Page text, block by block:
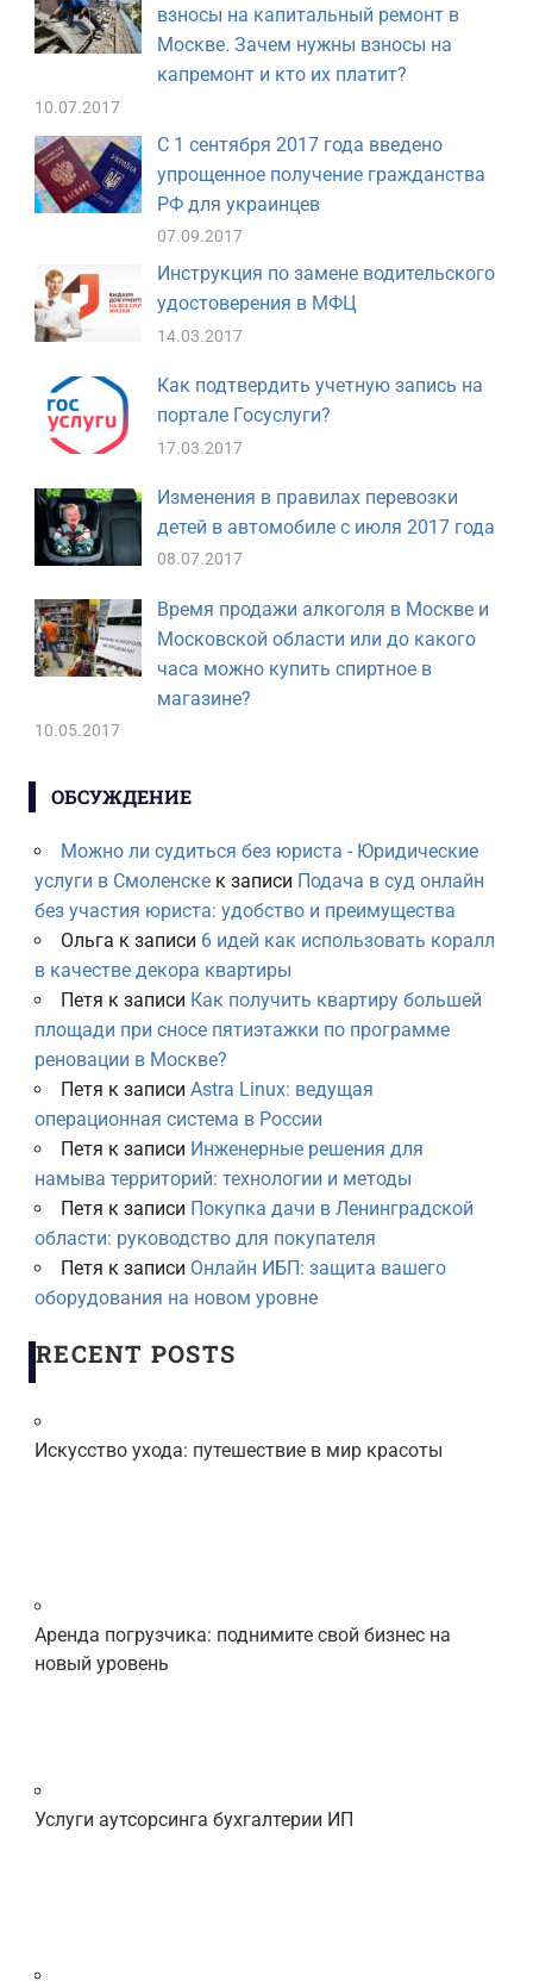
взносы на капитальный ремонт в
Москве. Зачем нужны взносы на
капремонт и кто их платит?
10.07.2017
С 1 сентября 2017 года введено
упрощенное получение гражданства
РФ для украинцев
07.09.2017
Инструкция по замене водительского
удостоверения в МФЦ
14.03.2017
Как подтвердить учетную запись на
портале Госуслуги?
17.03.2017
Изменения в правилах перевозки
детей в автомобиле с июля 2017 года
08.07.2017
Время продажи алкоголя в Москве и
Московской области или до какого
часа можно купить спиртное в
магазине?
10.05.2017
ОБСУЖДЕНИЕ
Можно ли судиться без юриста - Юридические
услуги в Смоленскек записи Подача в суд онлайн
без участия юриста: удобство и преимущества
Ольга к записи 6 идей как использовать коралл
в качестве декора квартиры
Петя к записи Как получить квартиру большей
площади при сносе пятиэтажки по программе
реновации в Москве?
Петя к записи Astra Linux: ведущая
операционная система в России
Петя к записи Инженерные решения для
намыва территорий: технологии и методы
Петя к записи Покупка дачи в Ленинградской
области: руководство для покупателя
Петя к записи Онлайн ИБП: защита вашего
оборудования на новом уровне
RECENT POSTS
Искусство ухода: путешествие в мир красоты
Аренда погрузчика: поднимите свой бизнес на
новый уровень
Услуги аутсорсинга бухгалтерии ИП